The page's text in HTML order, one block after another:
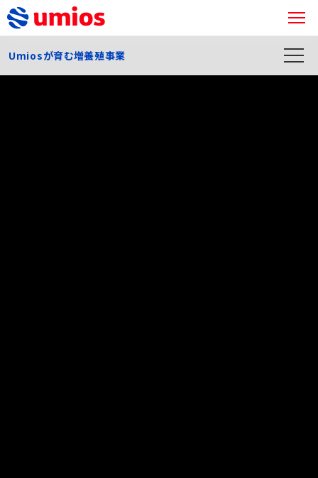
Umiosが育む増養殖事業